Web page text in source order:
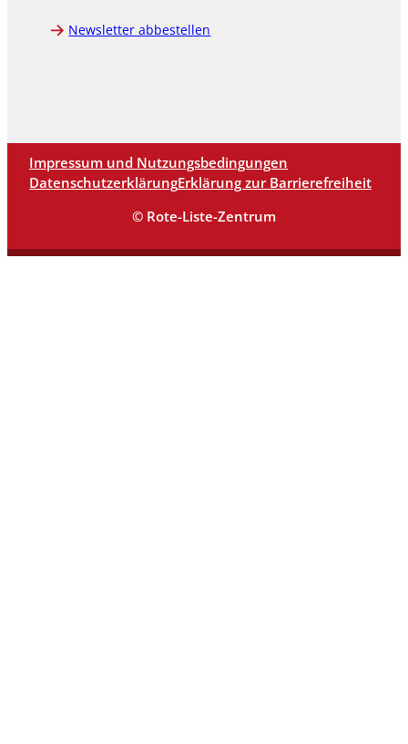
Newsletter abbestellen
Impressum und Nutzungsbedingungen
DatenschutzerklärungErklärung zur Barrierefreiheit
© Rote-Liste-Zentrum